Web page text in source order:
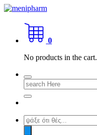
Skip
content
shop 2 easily
0
No products in the cart.
Search
for:
Products
search